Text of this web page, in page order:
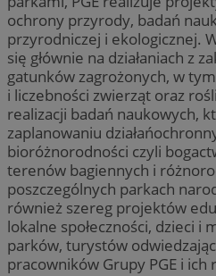
ochrony przyrody, badań
przyrodniczej i ekologicznej.
się głównie na działaniach z
gatunków zagrożonych, w
i liczebności zwierząt oraz
realizacji badań naukowych,
zaplanowaniu
bioróżnorodności czyli
terenów bagiennych i
poszczególnych parkach
również szereg projektów
lokalne społeczności, dzieci i
parków, turystów
pracowników Grupy PGE i ich